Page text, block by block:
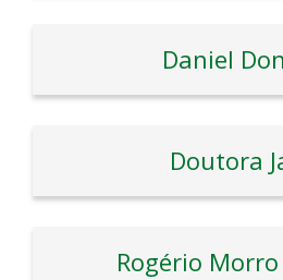
Daniel
Doutora
Rogério